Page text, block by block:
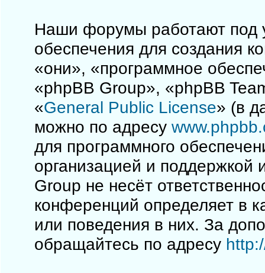
Наши форумы работают под
обеспечения для создания
«они», «программное
«phpBB Group», «phpBB
«General Public License» (в
можно по адресу
для программного
организацией и поддержкой
Group не несёт
конференций определяет в
или поведения в них. За
обращайтесь по адресу